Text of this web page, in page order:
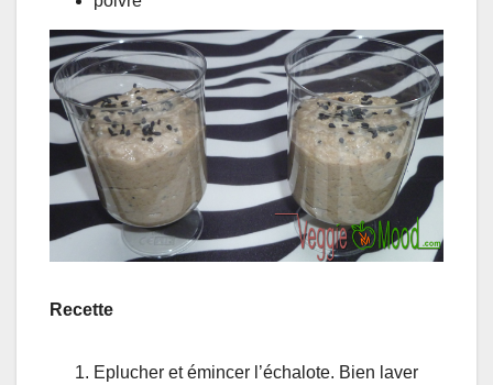
Recette
Eplucher et émincer l’échalote. Bien laver